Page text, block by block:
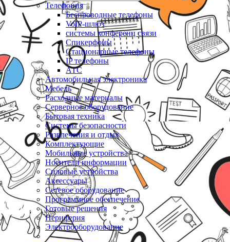
Телефония
Беспроводные телефоны
VoIP-шлюз
системы конференц связи
Спикерфоны
Стационарные телефоны
IP телефоны
АТС
Автомобильная электроника
Мебель
Расходные материалы
Серверное оборудование
Бытовая техника
Системы безопасности
Развлечения и отдых
Комплектующие
Мобильные устройства
Носители информации
Силовые устройства
Аксессуары
Сетевое оборудование
Программное обеспечение
Готовые решения
Периферия
Электрооборудование